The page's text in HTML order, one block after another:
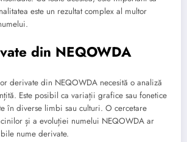
este un rezultat complex al multor
din NEQOWDA
derivate din NEQOWDA necesită o analiză
Este posibil ca variații grafice sau fonetice
în diverse limbi sau culturi. O cercetare
și a evoluției numelui NEQOWDA ar
nume derivate.